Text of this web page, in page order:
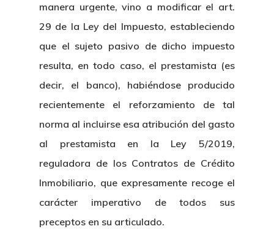
manera urgente, vino a modificar el art.
29 de la Ley del Impuesto, estableciendo
que el sujeto pasivo de dicho impuesto
resulta, en todo caso, el prestamista (es
decir, el banco), habiéndose producido
recientemente el reforzamiento de tal
norma al incluirse esa atribución del gasto
al prestamista en la Ley 5/2019,
reguladora de los Contratos de Crédito
Inmobiliario, que expresamente recoge el
carácter imperativo de todos sus
preceptos en su articulado.